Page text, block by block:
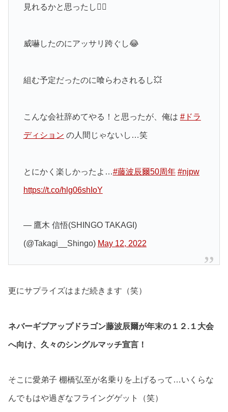
見れるかと思ったし🙅‍♂️
威嚇したのにアッサリ跨ぐし😂
組む予定だったのに喰らわされるし💥
こんな会社辞めてやる！と思ったが、俺は #ドラ
ディション の人間じゃないし…笑
とにかく楽しかったよ…#藤波辰爾50周年 #njpw
https://t.co/hlg06shIoY
— 鷹木 信悟(SHINGO TAKAGI)
(@Takagi__Shingo) May 12, 2022
更にサプライズはまだ続きます（笑）
ネバーギブアップドラゴン藤波辰爾が年末の１２.１大会
へ向け、久々のシングルマッチ宣言！
そこに愛弟子 棚橋弘至が名乗りを上げるって…いくらな
んでもはや過ぎなフライングゲット（笑）